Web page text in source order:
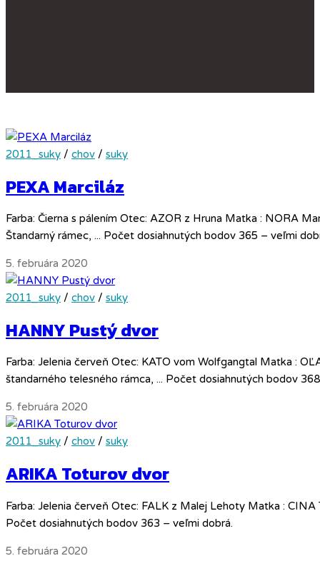
2011_suky / chov / suky
PEXA Marciláz
Farba: Čierna s pálením Otec: AZOR z Hruna Matka : NORA
Štandarný rámec, ... Počet dosiahnutých bodov 365 – veľmi
5. februára 2020
2011_suky / chov / suky
HANNY Pustý dvor
Farba: Jelenia červeň Otec: KATO vom Wolfgangtal Matka :
štandarného telesného rámca, ... Počet dosiahnutých bodov
5. februára 2020
2011_suky / chov / suky
ARIKA Toturov dvor
Farba: Jelenia červeň Otec: FALK z Malej Lehoty Matka :
Počet dosiahnutých bodov 363 – veľmi dobrá.
5. februára 2020